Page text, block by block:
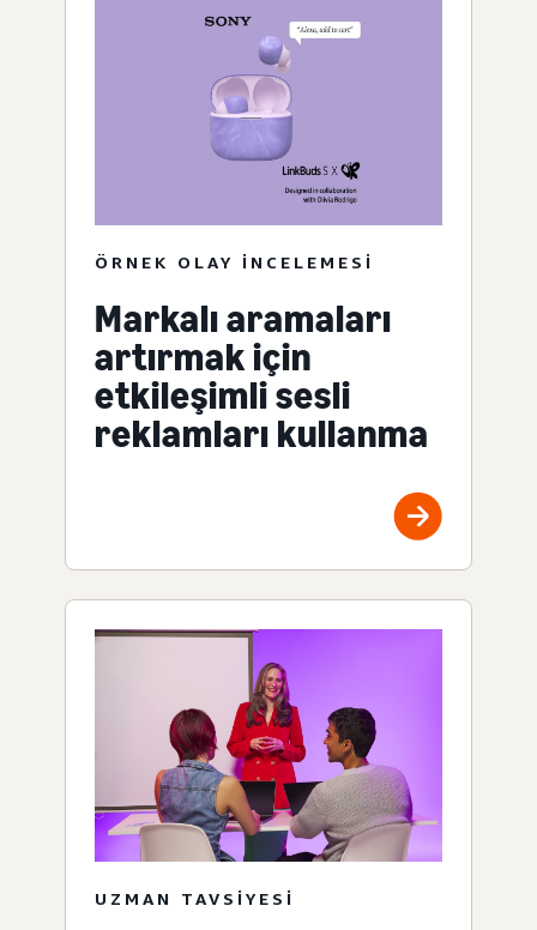
ÖRNEK OLAY INCELEMESI
Markalı aramaları
artırmak için
etkileşimli sesli
reklamları kullanma
UZMAN TAVSIYESI